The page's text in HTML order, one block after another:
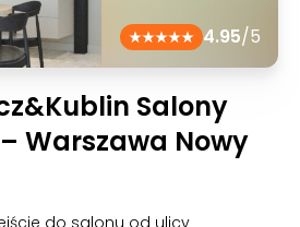
4.95/5
Salony
Warszawa Nowy
do salonu od ulicy